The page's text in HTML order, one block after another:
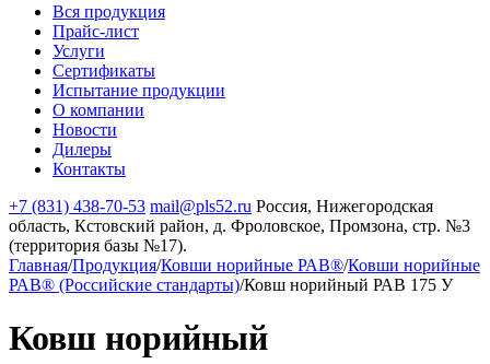
Вся продукция
Прайс-лист
Услуги
Сертификаты
Испытание продукции
О компании
Новости
Дилеры
Контакты
+7 (831) 438-70-53 mail@pls52.ru Россия, Нижегородская
область, Кстовский район, д. Фроловское, Промзона, стр. №3
(территория базы №17).
Главная/Продукция/Ковши норийные РАВ®/Ковши норийные
РАВ® (Российские стандарты)/Ковш норийный РАВ 175 У
Ковш норийный